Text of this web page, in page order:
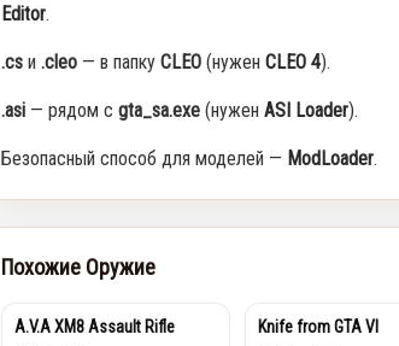
Editor.
.csи .cleo— в папку CLEO(нужен CLEO 4).
.asi— рядом с gta_sa.exe(нужен ASI Loader).
Безопасный способ для моделей — ModLoader.
Похожие Оружие
A.V.A XM8 Assault Rifle Knife from GTA VI